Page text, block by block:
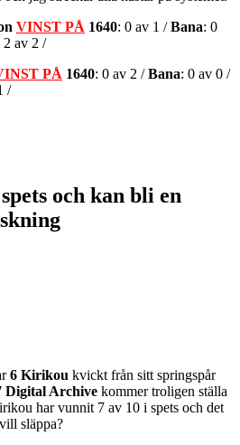
VINST PÅ 1640: 0 av 1 /Bana: 0
2 av 2 /
PÅ 1640: 0 av 2 /Bana: 0 av 0 /
/
och kan bli en
6 Kirikou kvickt från sitt springspår
Digital Archive kommer troligen ställa
har vunnit 7 av 10 i spets och det
släppa?